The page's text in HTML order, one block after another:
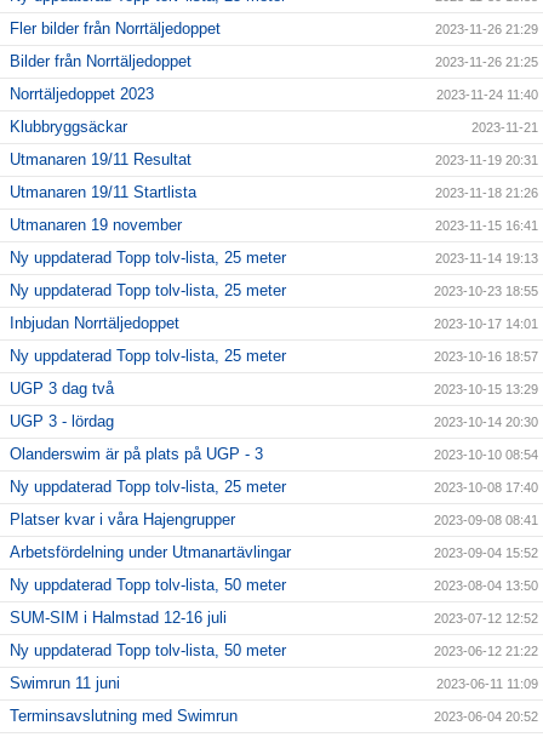
Fler bilder från Norrtäljedoppet 2023-11-26 21:29
Bilder från Norrtäljedoppet 2023-11-26 21:25
Norrtäljedoppet 2023 2023-11-24 11:40
Klubbryggsäckar 2023-11-21
Utmanaren 19/11 Resultat 2023-11-19 20:31
Utmanaren 19/11 Startlista 2023-11-18 21:26
Utmanaren 19 november 2023-11-15 16:41
Ny uppdaterad Topp tolv-lista, 25 meter 2023-11-14 19:13
Ny uppdaterad Topp tolv-lista, 25 meter 2023-10-23 18:55
Inbjudan Norrtäljedoppet 2023-10-17 14:01
Ny uppdaterad Topp tolv-lista, 25 meter 2023-10-16 18:57
UGP 3 dag två 2023-10-15 13:29
UGP 3 - lördag 2023-10-14 20:30
Olanderswim är på plats på UGP - 3 2023-10-10 08:54
Ny uppdaterad Topp tolv-lista, 25 meter 2023-10-08 17:40
Platser kvar i våra Hajengrupper 2023-09-08 08:41
Arbetsfördelning under Utmanartävlingar 2023-09-04 15:52
Ny uppdaterad Topp tolv-lista, 50 meter 2023-08-04 13:50
SUM-SIM i Halmstad 12-16 juli 2023-07-12 12:52
Ny uppdaterad Topp tolv-lista, 50 meter 2023-06-12 21:22
Swimrun 11 juni 2023-06-11 11:09
Terminsavslutning med Swimrun 2023-06-04 20:52